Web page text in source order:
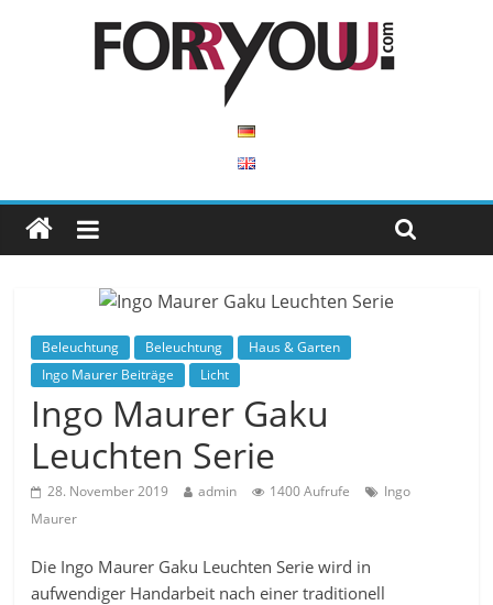
Beleuchtung Beleuchtung
Haus & Garten
Ingo Maurer Beiträge
Licht
Ingo Maurer Gaku
Leuchten Serie
28. November 2019 admin 1400 Aufrufe
Ingo
Maurer
Die Ingo Maurer Gaku Leuchten Serie wird in
aufwendiger Handarbeit nach einer traditionell